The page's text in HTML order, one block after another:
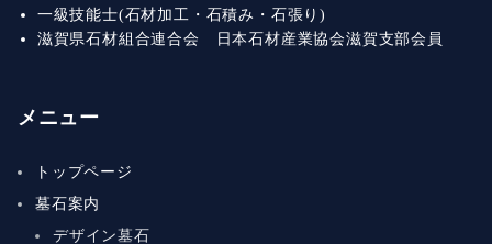
一級技能士(石材加工・石積み・石張り)
滋賀県石材組合連合会 日本石材産業協会滋賀支部会員
メニュー
トップページ
墓石案内
デザイン墓石